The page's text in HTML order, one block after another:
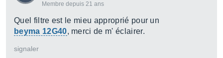
Membre depuis 21 ans
Quel filtre est le mieu approprié pour un
beyma 12G40, merci de m' éclairer.
signaler